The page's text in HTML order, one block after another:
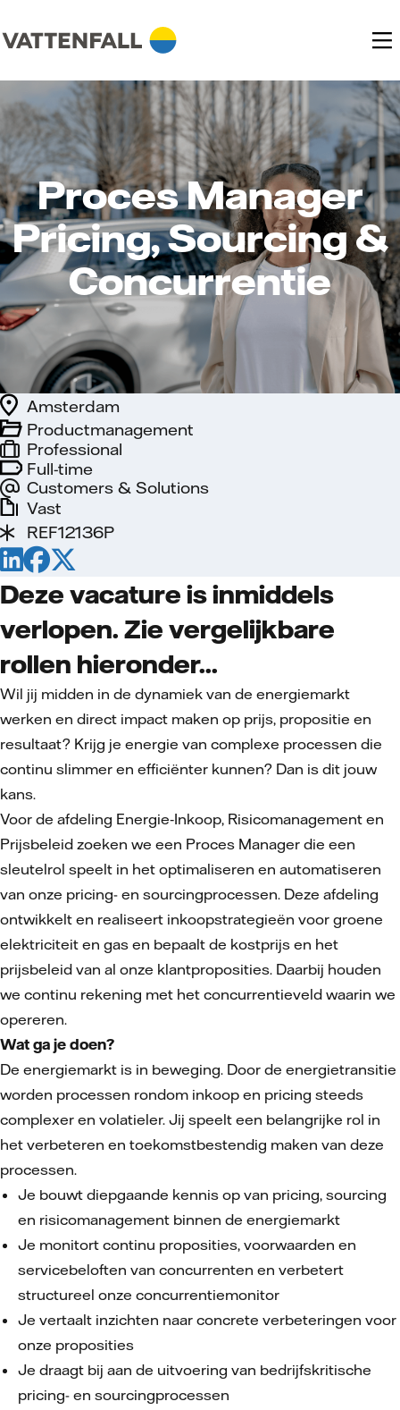
Proces Manager
Pricing, Sourcing &
Concurrentie
Full-time
Customers & Solutions
Productmanagement
Amsterdam
Professional
Vast
REF12136P
Deze vacature is inmiddels
verlopen. Zie vergelijkbare
rollen hieronder...
Wil jij midden in de dynamiek van de energiemarkt
werken en direct impact maken op prijs, propositie en
resultaat? Krijg je energie van complexe processen die
continu slimmer en efficiënter kunnen? Dan is dit jouw
kans.
Voor de afdeling Energie‑Inkoop, Risicomanagement en
Prijsbeleid zoeken we een Proces Manager die een
sleutelrol speelt in het optimaliseren en automatiseren
van onze pricing- en sourcingprocessen. Deze afdeling
ontwikkelt en realiseert inkoopstrategieën voor groene
elektriciteit en gas en bepaalt de kostprijs en het
prijsbeleid van al onze klantproposities. Daarbij houden
we continu rekening met het concurrentieveld waarin we
opereren.
Wat ga je doen?
De energiemarkt is in beweging. Door de energietransitie
worden processen rondom inkoop en pricing steeds
complexer en volatieler. Jij speelt een belangrijke rol in
het verbeteren en toekomstbestendig maken van deze
processen.
Je bouwt diepgaande kennis op van pricing, sourcing
en risicomanagement binnen de energiemarkt
Je monitort continu proposities, voorwaarden en
servicebeloften van concurrenten en verbetert
structureel onze concurrentiemonitor
Je vertaalt inzichten naar concrete verbeteringen voor
onze proposities
Je draagt bij aan de uitvoering van bedrijfskritische
pricing- en sourcingprocessen